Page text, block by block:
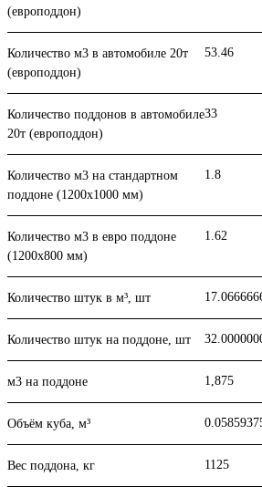
(европоддон)
Количество м3 в автомобиле 20т
(европоддон)
53.46
Количество поддонов в автомобиле
20т (европоддон)
33
Количество м3 на стандартном
поддоне (1200x1000 мм)
1.8
Количество м3 в евро поддоне
(1200x800 мм)
1.62
Количество штук в м³, шт
Количество штук на поддоне, шт
м3 на поддоне 1,875
Объём куба, м³
Вес поддона, кг 1125